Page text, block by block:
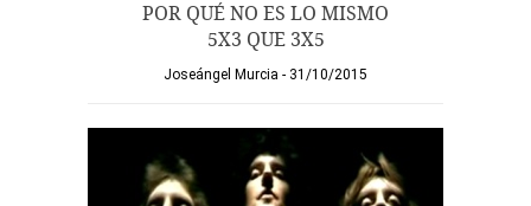
POR QUÉ NO ES LO MISMO
5X3 QUE 3X5
Joseángel Murcia 31/10/2015